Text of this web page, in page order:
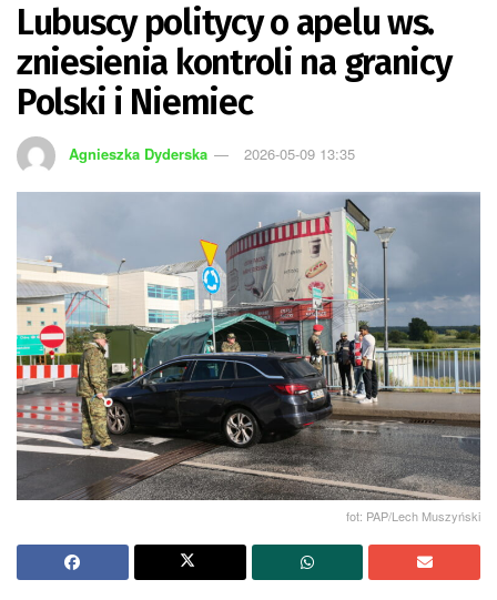
Lubuscy politycy o apelu ws.
zniesienia kontroli na granicy
Polski i Niemiec
Agnieszka Dyderska 2026-05-09 13:35
fot: PAP/Lech Muszyński